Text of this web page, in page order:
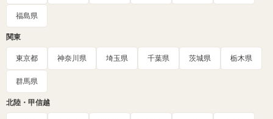
福島県
関東
東京都 神奈川県 埼玉県 千葉県 茨城県 栃木県
群馬県
北陸・甲信越